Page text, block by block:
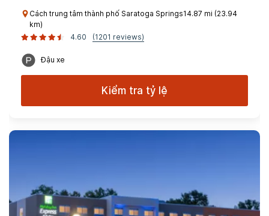
Cách trung tâm thành phố Saratoga Springs14.87 mi (23.94
km)
4.60
(1201 reviews)
Đậu xe
Kiểm tra tỷ lệ